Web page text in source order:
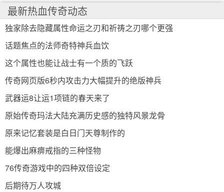
最新热血传奇动态
独家除去隐藏属性命运之刃和祈祷之刃哪个更强
话题焦点的法师奇特神兵血饮
这个属性也能让战士有一个质的飞跃
传奇网页版6秒内攻击力大幅提升的绝版神兵
武器运8让运1项链的春天来了
原始传奇玛法大陆充满历史感的独特风景龙骨
原来记忆套装是白日门天尊制作的
能爆出麻痹戒指的三种怪物
76传奇游戏中的四种双倍设定
后期待万人攻城